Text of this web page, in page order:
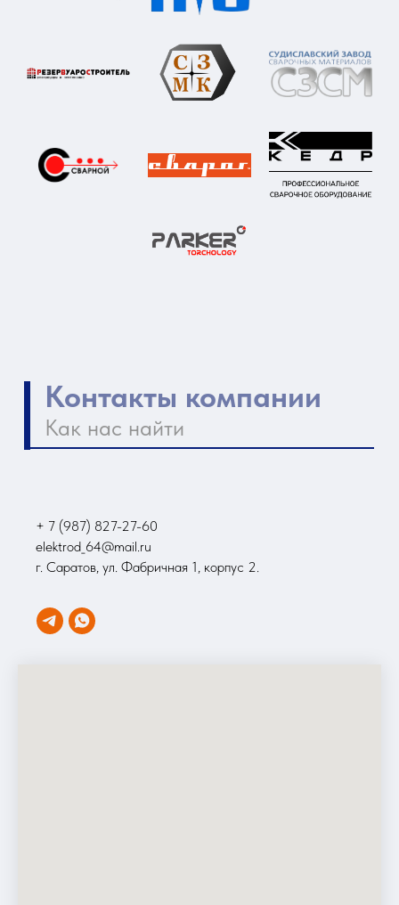
+ 7 (987) 827-27-60
elektrod_64@mail.ru
г. Саратов, ул. Фабричная 1, корпус 2.